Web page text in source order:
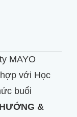
MAYO
với Học
buổi
&